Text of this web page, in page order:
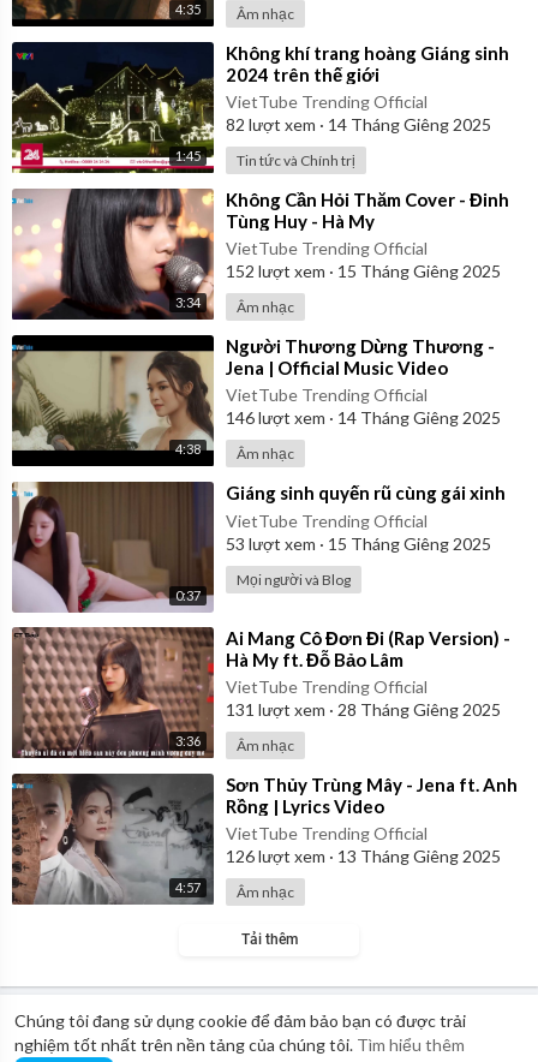
Chúng tôi đang sử dụng cookie để đảm bảo bạn có được trải
nghiệm tốt nhất trên nền tảng của chúng tôi. Tìm hiểu thêm
4:35 Âm nhạc
1:45
⁣Không khí trang hoàng Giáng sinh
2024 trên thế giới
VietTube Trending Official
82 lượt xem · 14 Tháng Giêng 2025
Tin tức và Chính trị
3:34
⁣Không Cần Hỏi Thăm Cover - Đinh
Tùng Huy - Hà My
VietTube Trending Official
152 lượt xem · 15 Tháng Giêng 2025
Âm nhạc
4:38
⁣Người Thương Dừng Thương -
Jena | Official Music Video
VietTube Trending Official
146lượt xem · 14 Tháng Giêng 2025
Âm nhạc
0:37
⁣Giáng sinh quyến rũ cùng gái xinh
VietTube Trending Official
53 lượt xem · 15 Tháng Giêng 2025
Mọi người và Blog
3:36
⁣Ai Mang Cô Đơn Đi (Rap Version) -
Hà My ft. Đỗ Bảo Lâm
VietTube Trending Official
131 lượt xem · 28 Tháng Giêng 2025
Âm nhạc
4:57
⁣Sơn Thủy Trùng Mây - Jena ft. Anh
Rồng | Lyrics Video
VietTube Trending Official
126lượt xem · 13 Tháng Giêng 2025
Âm nhạc
Tải thêm